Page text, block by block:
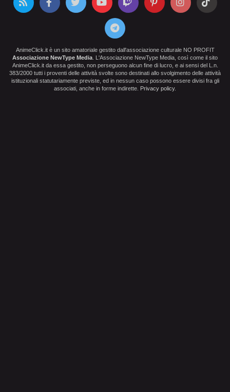
AnimeClick.it è un sito amatoriale gestito dall'associazione culturale NO PROFIT
Associazione NewType Media . L'Associazione NewType Media, così come il sito
AnimeClick.it da essa gestito, non perseguono alcun fine di lucro, e ai sensi del L.n.
383/2000 tutti i proventi delle attività svolte sono destinati allo svolgimento delle attività
istituzionali statutariamente previste, ed in nessun caso possono essere divisi fra gli
associati, anche in forme indirette. Privacy policy.